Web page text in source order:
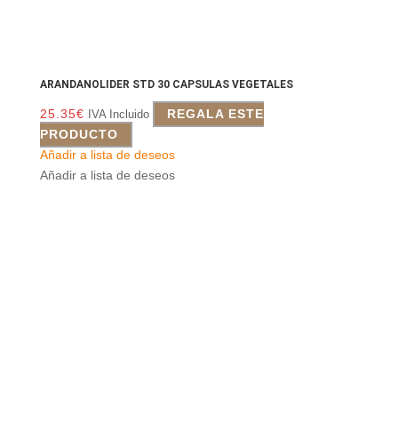
ARANDANOLIDER STD 30 CAPSULAS VEGETALES
25.35€ IVA Incluido
REGALA ESTE
PRODUCTO
Añadir a lista de deseos
Añadir a lista de deseos